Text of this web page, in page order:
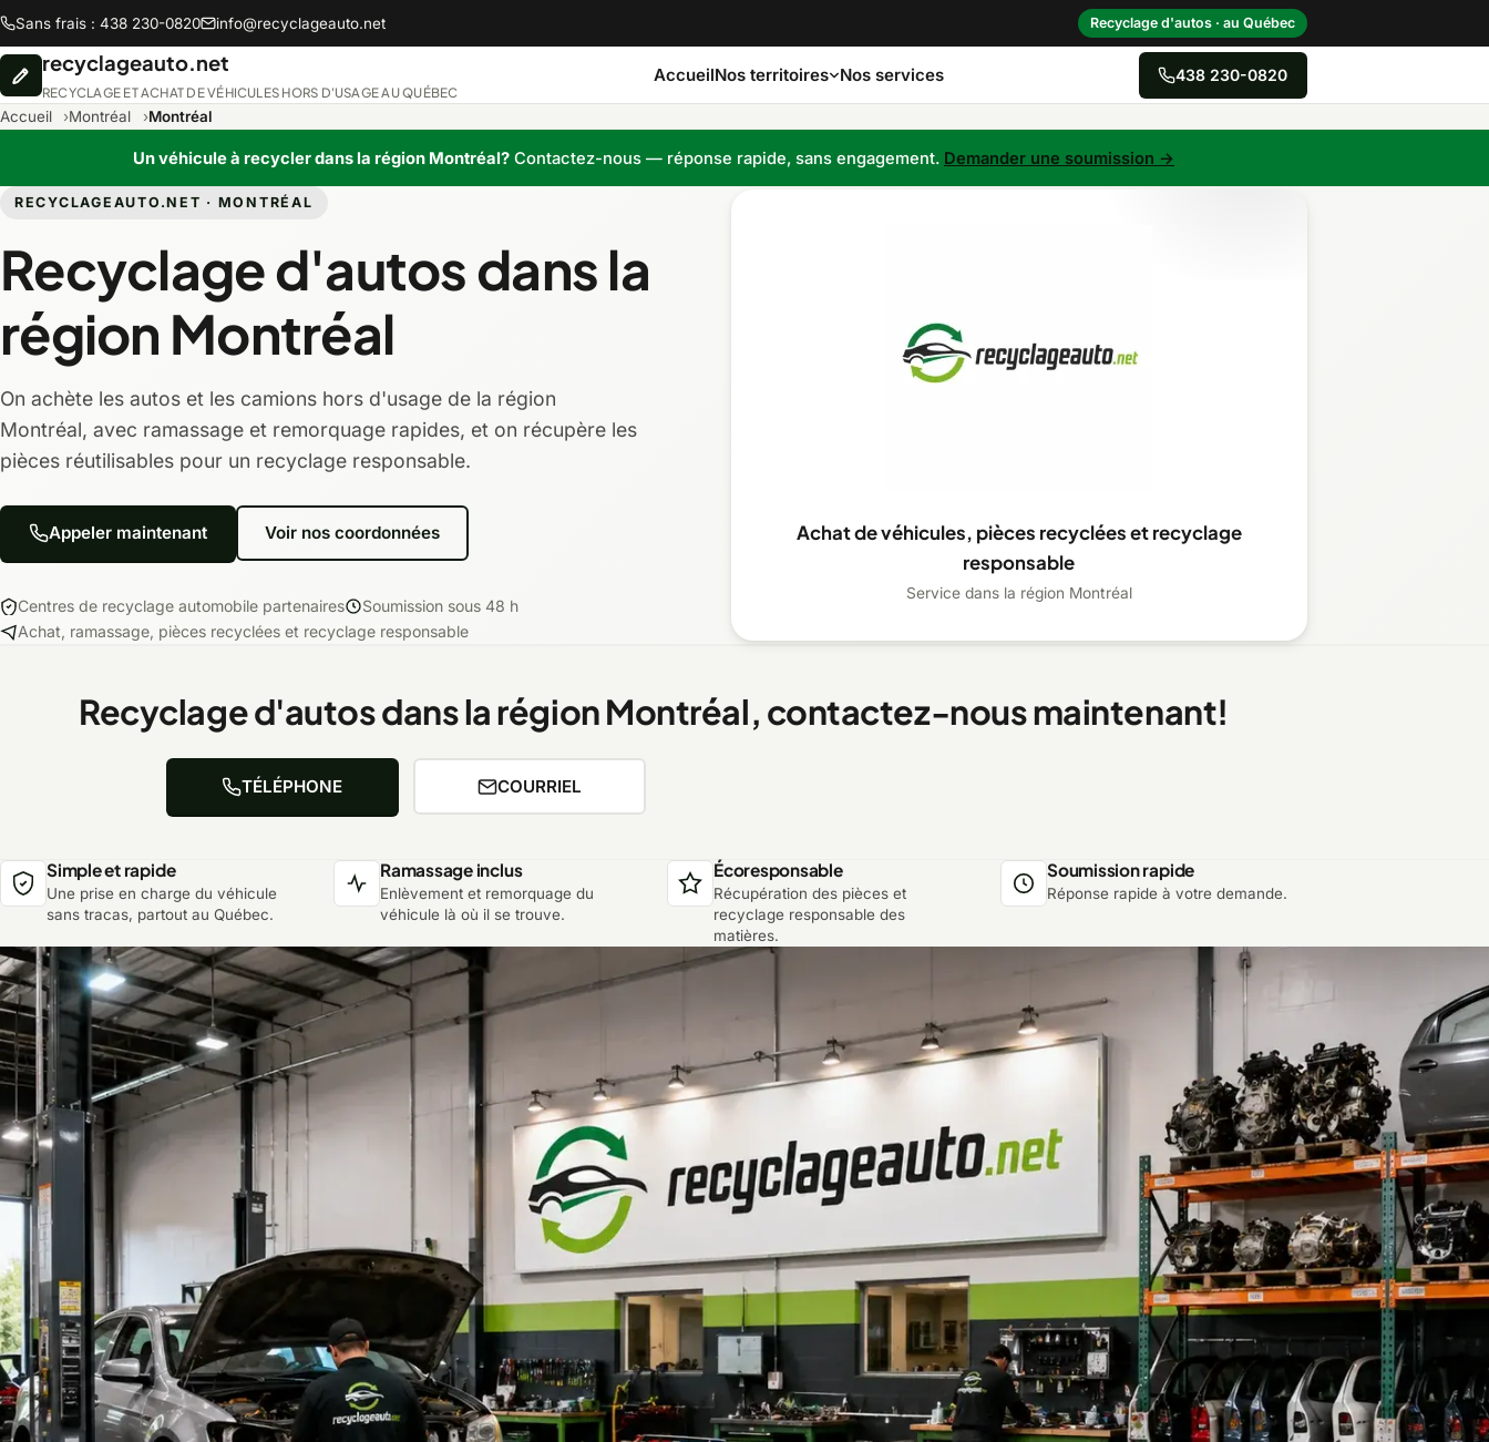
Sans frais : 438 230-0820 info@recyclageauto.net Recyclage d'autos · au Québec
recyclageauto.net
RECYCLAGE ET ACHAT DE VÉHICULES HORS D'USAGE AU QUÉBEC
AccueilNos territoires
Chaudière-Appalaches Côte-Nord
Lanaudière Mauricie
Montréal Montérégie
Nos services 438 230-0820
Accueil Montréal Montréal
Un véhicule à recycler dans la région Montréal? Contactez-nous — réponse rapide, sans engagement. Demander une soumission →
RECYCLAGEAUTO.NET · MONTRÉAL
Recyclage d'autos dans la
région Montréal
On achète les autos et les camions hors d'usage de la région
Montréal, avec ramassage et remorquage rapides, et on récupère les
pièces réutilisables pour un recyclage responsable.
Appeler maintenant Voir nos coordonnées
Centres de recyclage automobile partenaires
Soumission sous 48 h
Achat, ramassage, pièces recyclées et recyclage responsable
Achat de véhicules, pièces recyclées et recyclage
responsable
Service dans la région Montréal
Recyclage d'autos dans la région Montréal, contactez-nous maintenant!
TÉLÉPHONE COURRIEL
Simple et rapide
Une prise en charge du véhicule
sans tracas, partout au Québec.
Ramassage inclus
Enlèvement et remorquage du
véhicule là où il se trouve.
Écoresponsable
Récupération des pièces et
recyclage responsable des
matières.
Soumission rapide
Réponse rapide à votre demande.